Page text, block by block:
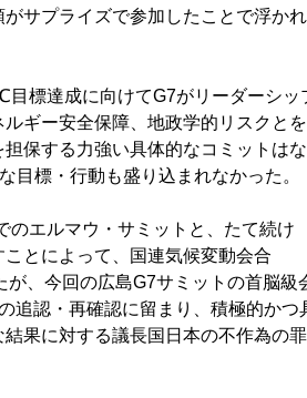
サプライズで参加したことで浮か
標達成に向けてG7がリーダーシッ
ギー安全保障、地政学的リスクと
保する力強い具体的なコミットは
標・行動も盛り込まれなかった。
のエルマウ・サミットと、たて続け
とによって、国連気候変動会合
が、今回の広島G7サミットの首脳級
追認・再確認に留まり、積極的かつ
果に対する議長国日本の不作為の